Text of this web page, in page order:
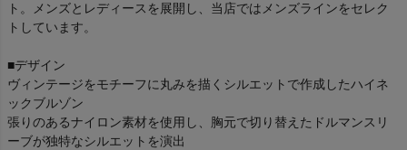
ト。メンズとレディースを展開し、当店ではメンズラインをセレク
トしています。
■デザイン
ヴィンテージをモチーフに丸みを描くシルエットで作成したハイネ
ックブルゾン
張りのあるナイロン素材を使用し、胸元で切り替えたドルマンスリ
ーブが独特なシルエットを演出